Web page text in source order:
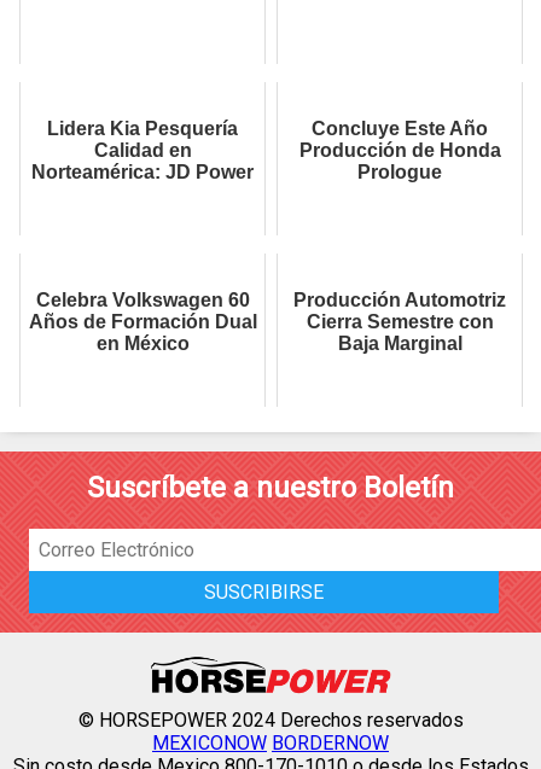
Lidera Kia Pesquería
Calidad en
Norteamérica: JD Power
Concluye Este Año
Producción de Honda
Prologue
Celebra Volkswagen 60
Años de Formación Dual
en México
Producción Automotriz
Cierra Semestre con
Baja Marginal
Suscríbete a nuestro Boletín
© HORSEPOWER 2024 Derechos reservados
MEXICONOW BORDERNOW